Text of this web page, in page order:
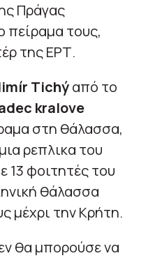
Πράγας
πείραμα τους,
της ΕΡΤ.
Tichýαπό το
kralove
στη θάλασσα,
ρεπλικα του
13 φοιτητές του
θάλασσα
μέχρι την Κρήτη.
θα μπορούσε να